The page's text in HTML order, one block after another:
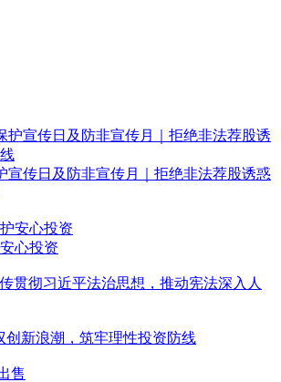
宣传日及防非宣传月｜拒绝非法荐股诱惑
心投资
贯彻习近平法治思想，推动宪法深入人
创新浪潮，筑牢理性投资防线
售